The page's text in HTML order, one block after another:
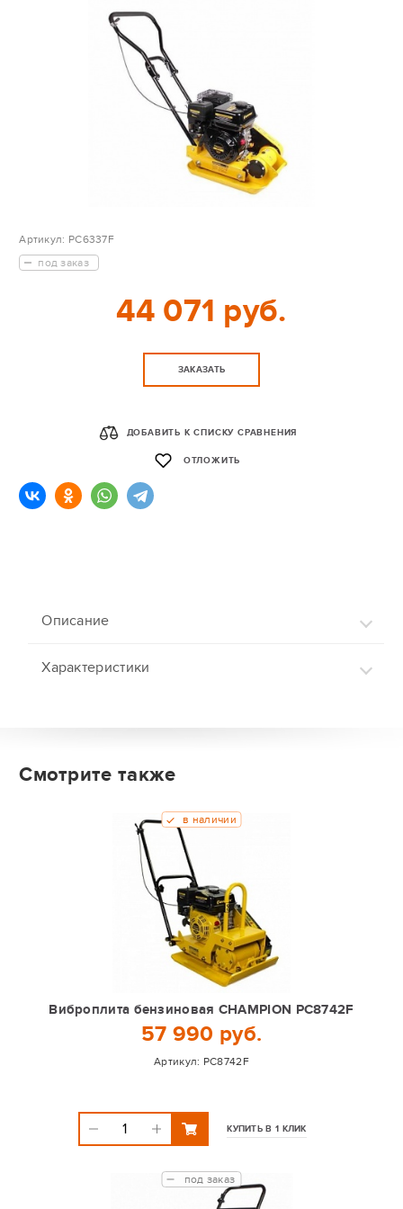
Артикул: PC6337F
под заказ
44 071 руб.
ЗАКАЗАТЬ
ДОБАВИТЬ К СПИСКУ СРАВНЕНИЯ
ОТЛОЖИТЬ
Описание
Характеристики
Смотрите также
Виброплита бензиновая CHAMPION PC8742F
57 990 руб.
Артикул: PC8742F
в наличии
КУПИТЬ В 1 КЛИК
под заказ